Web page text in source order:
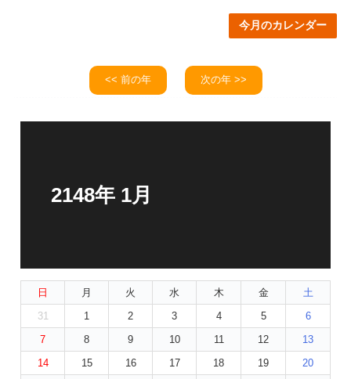
今月のカレンダー
<< 前の年 次の年 >>
2148年 1月
日 月 火 水 木 金
土
31
1 2 3 4 5
6
7
8 9 10 11 12
13
14
15 16 17 18 19
20